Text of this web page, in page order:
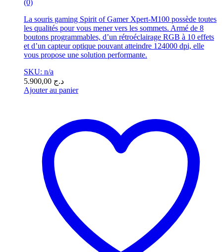
(0)
La souris gaming Spirit of Gamer Xpert-M100 possède toutes
les qualités pour vous mener vers les sommets. Armé de 8
boutons programmables, d’un rétroéclairage RGB à 10 effets
et d’un capteur optique pouvant atteindre 124000 dpi, elle
vous propose une solution performante.
SKU: n/a
د.ج
Ajouter au panier